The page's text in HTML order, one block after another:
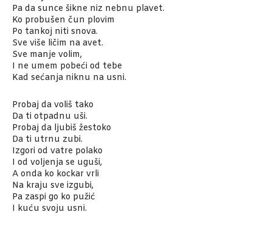
Pa da sunce šikne niz nebnu plavet.
Ko probušen čun plovim
Po tankoj niti snova.
Sve više ličim na avet.
Sve manje volim,
I ne umem pobeći od tebe
Kad sećanja niknu na usni.
Probaj da voliš tako
Da ti otpadnu uši.
Probaj da ljubiš žestoko
Da ti utrnu zubi.
Izgori od vatre polako
I od voljenja se uguši,
A onda ko kockar vrli
Na kraju sve izgubi,
Pa zaspi go ko pužić
I kuću svoju usni.